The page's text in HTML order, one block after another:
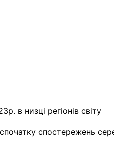
в низці регіонів світу
спостережень